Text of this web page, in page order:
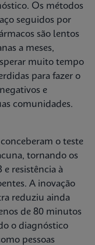
Os métodos
seguidos por
são lentos
a meses,
muito tempo
para fazer o
e
comunidades.
o teste
tornando os
e resistência à
A inovação
reduziu ainda
de 80 minutos
o diagnóstico
pessoas